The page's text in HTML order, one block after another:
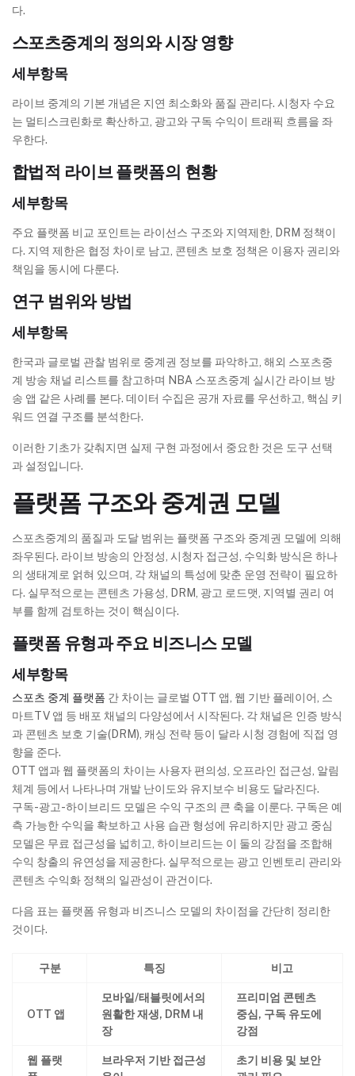
다.
스포츠중계의 정의와 시장 영향
세부항목
라이브 중계의 기본 개념은 지연 최소화와 품질 관리다. 시청자 수요
는 멀티스크린화로 확산하고, 광고와 구독 수익이 트래픽 흐름을 좌
우한다.
합법적 라이브 플랫폼의 현황
세부항목
주요 플랫폼 비교 포인트는 라이선스 구조와 지역제한, DRM 정책이
다. 지역 제한은 협정 차이로 남고, 콘텐츠 보호 정책은 이용자 권리와
책임을 동시에 다룬다.
연구 범위와 방법
세부항목
한국과 글로벌 관찰 범위로 중계권 정보를 파악하고, 해외 스포츠중
계 방송 채널 리스트를 참고하며 NBA 스포츠중계 실시간 라이브 방
송 앱 같은 사례를 본다. 데이터 수집은 공개 자료를 우선하고, 핵심 키
워드 연결 구조를 분석한다.
이러한 기초가 갖춰지면 실제 구현 과정에서 중요한 것은 도구 선택
과 설정입니다.
플랫폼 구조와 중계권 모델
스포츠중계의 품질과 도달 범위는 플랫폼 구조와 중계권 모델에 의해
좌우된다. 라이브 방송의 안정성, 시청자 접근성, 수익화 방식은 하나
의 생태계로 얽혀 있으며, 각 채널의 특성에 맞춘 운영 전략이 필요하
다. 실무적으로는 콘텐츠 가용성, DRM, 광고 로드맷, 지역별 권리 여
부를 함께 검토하는 것이 핵심이다.
플랫폼 유형과 주요 비즈니스 모델
세부항목
스포츠 중계 플랫폼 간 차이는 글로벌 OTT 앱, 웹 기반 플레이어, 스
마트TV 앱 등 배포 채널의 다양성에서 시작된다. 각 채널은 인증 방식
과 콘텐츠 보호 기술(DRM), 캐싱 전략 등이 달라 시청 경험에 직접 영
향을 준다.
OTT 앱과 웹 플랫폼의 차이는 사용자 편의성, 오프라인 접근성, 알림
체계 등에서 나타나며 개발 난이도와 유지보수 비용도 달라진다.
구독-광고-하이브리드 모델은 수익 구조의 큰 축을 이룬다. 구독은 예
측 가능한 수익을 확보하고 사용 습관 형성에 유리하지만 광고 중심
모델은 무료 접근성을 넓히고, 하이브리드는 이 둘의 강점을 조합해
수익 창출의 유연성을 제공한다. 실무적으로는 광고 인벤토리 관리와
콘텐츠 수익화 정책의 일관성이 관건이다.
다음 표는 플랫폼 유형과 비즈니스 모델의 차이점을 간단히 정리한
것이다.
구분 특징 비고
OTT 앱
모바일/태블릿에서의
원활한 재생, DRM 내
장
프리미엄 콘텐츠
중심, 구독 유도에
강점
웹 플랫
브라우저 기반 접근성
초기 비용 및 보안